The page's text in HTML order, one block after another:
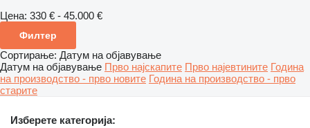
Цена: 330 € - 45.000 €
Филтер
Сортирање: Датум на објавување
Датум на објавување Прво најскапите Прво најевтините Година
на производство - прво новите Година на производство - прво
старите
Изберете категорија: